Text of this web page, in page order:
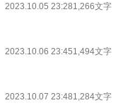
2023.10.05 23:281,266文字
2023.10.06 23:451,494文字
2023.10.07 23:481,284文字